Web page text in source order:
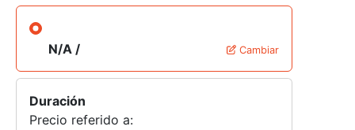
N/A / Cambiar
Duración
Precio referido a: